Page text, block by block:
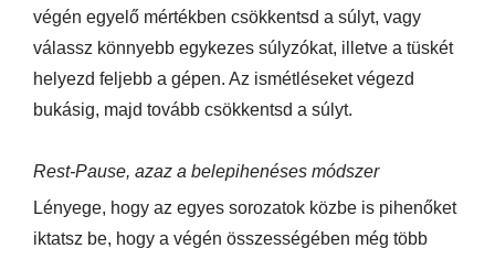
végén egyelő mértékben csökkentsd a súlyt, vagy
válassz könnyebb egykezes súlyzókat, illetve a tüskét
helyezd feljebb a gépen. Az ismétléseket végezd
bukásig, majd tovább csökkentsd a súlyt.
Rest-Pause, azaz a belepihenéses módszer
Lényege, hogy az egyes sorozatok közbe is pihenőket
iktatsz be, hogy a végén összességében még több